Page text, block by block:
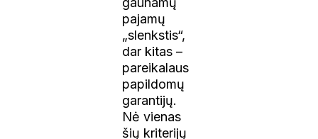
pajamų
„slenkstis“,
dar kitas –
pareikalaus
papildomų
garantijų.
Nė vienas
šių kriterijų